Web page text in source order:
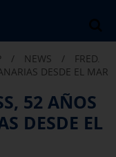
en
/ NEWS /
FRED.
DESDE EL MAR
52 AÑOS
DESDE EL